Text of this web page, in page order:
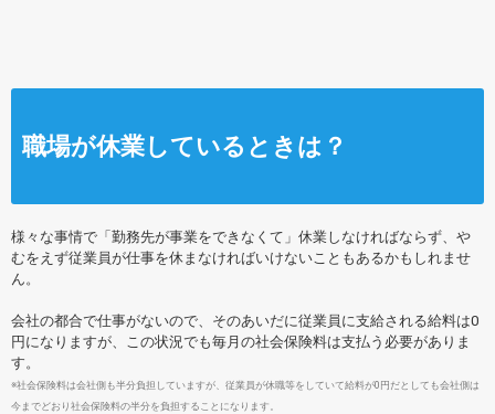
職場が休業しているときは？
様々な事情で「勤務先が事業をできなくて」休業しなければならず、や
むをえず従業員が仕事を休まなければいけないこともあるかもしれませ
ん。
会社の都合で仕事がないので、そのあいだに従業員に支給される給料は0
円になりますが、この状況でも毎月の社会保険料は支払う必要がありま
す。
※社会保険料は会社側も半分負担していますが、従業員が休職等をしていて給料が0円だとしても会社側は
今までどおり社会保険料の半分を負担することになります。